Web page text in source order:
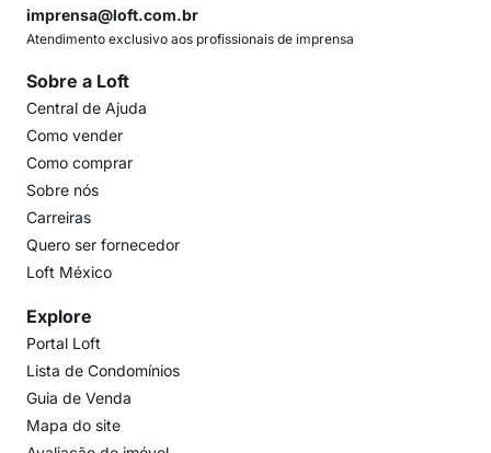
imprensa@loft.com.br
Atendimento exclusivo aos profissionais de imprensa
Sobre a Loft
Central de Ajuda
Como vender
Como comprar
Sobre nós
Carreiras
Quero ser fornecedor
Loft México
Explore
Portal Loft
Lista de Condomínios
Guia de Venda
Mapa do site